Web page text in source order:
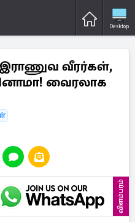
Desktop
இராணுவ வீரர்கள்,
வைரலாக
விளம்பரம்